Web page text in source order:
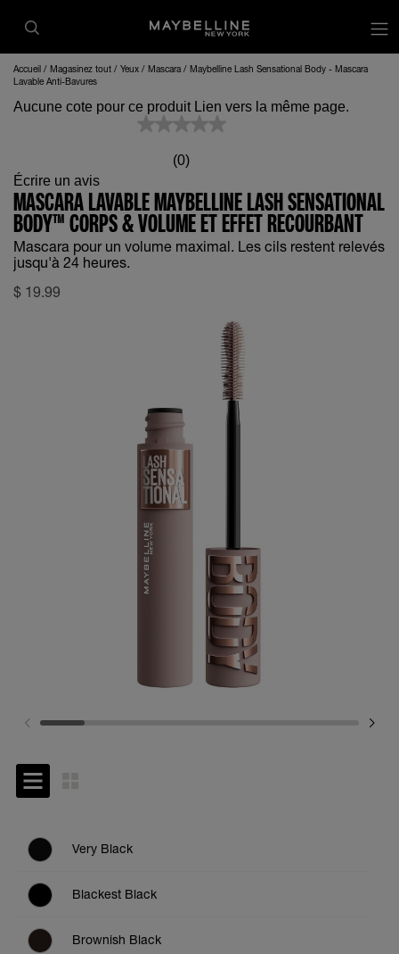
Accueil Magasinez tout Yeux Mascara
Maybelline Lash Sensational Body - Mascara
Lavable Anti-Bavures
Aucune cote pour ce produit Lien vers la même page.
(0)
Écrire un avis
MASCARA LAVABLE MAYBELLINE LASH SENSATIONAL
BODY™ CORPS & VOLUME ET EFFET RECOURBANT
Mascara pour un volume maximal. Les cils restent relevés
jusqu'à 24 heures.
$ 19.99
Very Black
Blackest Black
Brownish Black